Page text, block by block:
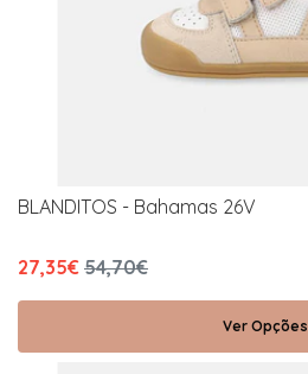
BLANDITOS - Bahamas 26V
27,35€ 54,70€
Ver Opções